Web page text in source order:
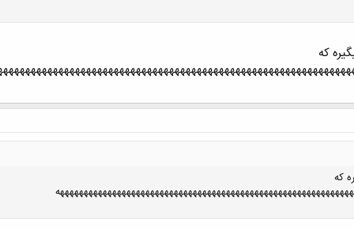
کلیک کنید تا باز شود...
که
که